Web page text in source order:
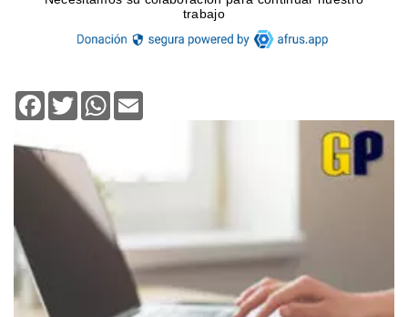
Facebook
TwitterWhatsApp